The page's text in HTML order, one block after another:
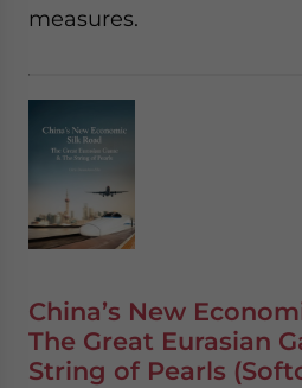
measures.
China’s New
The Great Eurasian
String of Pearls